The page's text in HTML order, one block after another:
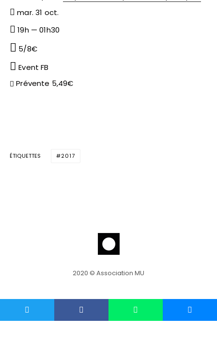
mar. 31 oct.
19h — 01h30
5/8€
Event FB
Prévente 5,49€
ÉTIQUETTES 2017
2020 © Association MU